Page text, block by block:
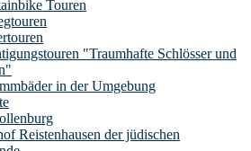
Touren
"Traumhafte Schlösser und
in der Umgebung
Reistenhausen der jüdischen